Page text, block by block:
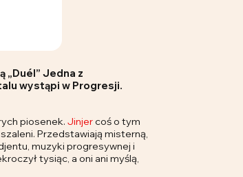
„Duél” Jedna z
wystąpi w Progresji.
piosenek. Jinjercoś o tym
Przedstawiają misterną,
muzyki progresywnej i
tysiąc, a oni ani myślą,